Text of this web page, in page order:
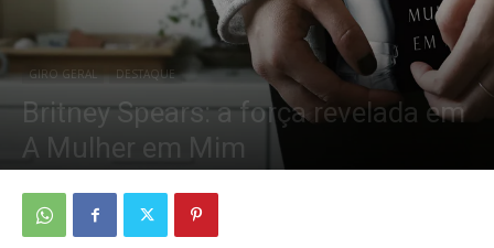
GIRO GERAL DESTAQUE
Britney Spears: a força revelada em
A Mulher em Mim